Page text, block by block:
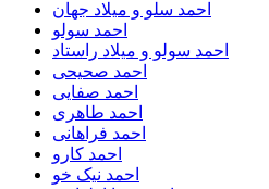
احمد سلو و میلاد جهان
احمد سولو
احمد سولو و میلاد راستاد
احمد صحیحی
احمد صفایی
احمد طاهری
احمد فراهانی
احمد کارو
احمد نیک خو